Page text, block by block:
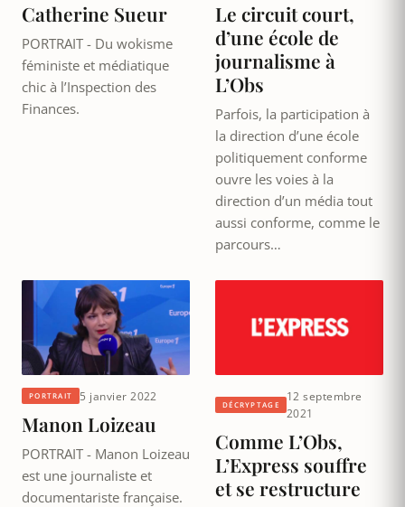
Catherine Sueur
PORTRAIT - Du wokisme
féministe et médiatique
chic à l’Inspection des
Finances.
Le circuit court,
d’une école de
journalisme à
L’Obs
Parfois, la participation à
la direction d’une école
politiquement conforme
ouvre les voies à la
direction d’un média tout
aussi conforme, comme le
parcours…
PORTRAIT 5 janvier 2022
Manon Loizeau
PORTRAIT - Manon Loizeau
est une journaliste et
documentariste française.
DÉCRYPTAGE
12 septembre
2021
Comme L’Obs,
L’Express souffre
et se restructure